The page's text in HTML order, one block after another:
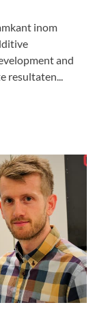
inom
and
resultaten...